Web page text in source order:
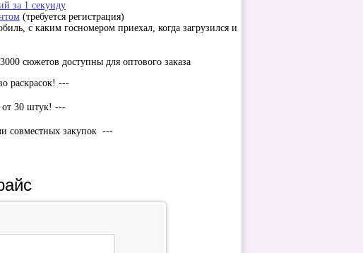
за 1 секунду
(требуется регистрация)
с каким госномером приехал, когда загрузился и
сюжетов доступны для оптового заказа
раскрасок! ---
30 штук! ---
совместных закупок ---